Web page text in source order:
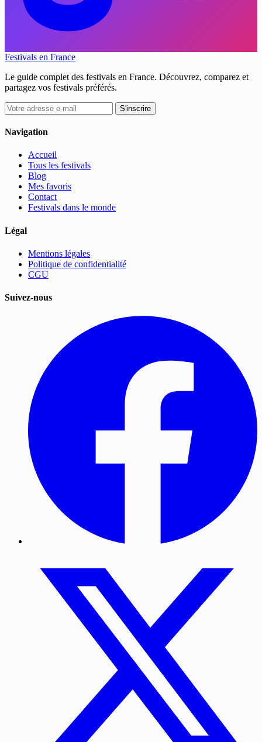
Festivals en France
Le guide complet des festivals en France. Découvrez, comparez et
partagez vos festivals préférés.
S'inscrire
Navigation
Accueil
Tous les festivals
Blog
Mes favoris
Contact
Festivals dans le monde
Légal
Mentions légales
Politique de confidentialité
CGU
Suivez-nous